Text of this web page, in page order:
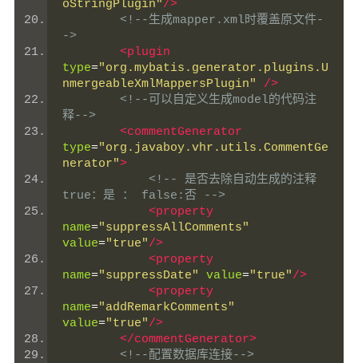
oStringPlugin"/>
<!--生成mapper.xml时覆盖原文件-
->
<plugin
type="org.mybatis.generator.plugins.U
nmergeableXmlMappersPlugin"
/>
<!--可以自定义生成model的代码注
释-->
<commentGenerator
type="org.javaboy.vhr.utils.CommentGe
nerator">
<!-- 是否去除自动生成的注释
true：是 ： false:否 -->
<property
name="suppressAllComments"
value="true"/>
<property
name="suppressDate" value="true"/>
<property
name="addRemarkComments"
value="true"/>
</commentGenerator>
<!--配置数据库连接-->